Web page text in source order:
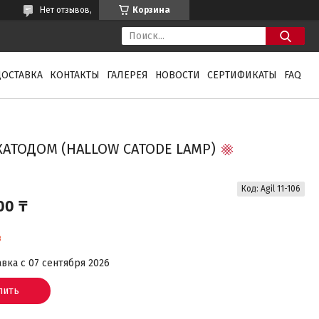
Корзина
Нет отзывов,
КОНТАКТЫ ГАЛЕРЕЯ НОВОСТИ СЕРТИФИКАТЫ FAQ
(HALLOW CATODE LAMP)
₸
Код: Agil 11-106
с 07 сентября 2026